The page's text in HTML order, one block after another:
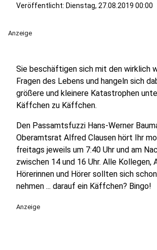
Veröffentlicht: Dienstag, 27.08.2019 00:00
Anzeige
Sie beschäftigen sich mit den wirklich
Fragen des Lebens und hangeln sich
größere und kleinere Katastrophen
Käffchen zu Käffchen.
Den Passamtsfuzzi Hans-Werner
Oberamtsrat Alfred Clausen hört Ihr
freitags jeweils um 7:40 Uhr und am
zwischen 14 und 16 Uhr. Alle Kollegen,
Hörerinnen und Hörer sollten sich
nehmen ... darauf ein Käffchen? Bingo!
Anzeige